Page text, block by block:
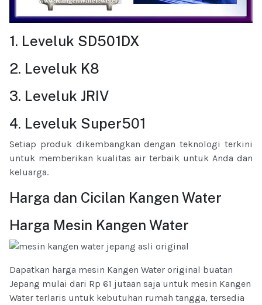
1. Leveluk SD501DX
2. Leveluk K8
3. Leveluk JRIV
4. Leveluk Super501
Setiap produk dikembangkan dengan teknologi terkini
untuk memberikan kualitas air terbaik untuk Anda dan
keluarga.
Harga dan Cicilan Kangen Water
Harga Mesin Kangen Water
Dapatkan harga mesin Kangen Water original buatan
Jepang mulai dari Rp 61 jutaan saja untuk mesin Kangen
Water terlaris untuk kebutuhan rumah tangga, tersedia